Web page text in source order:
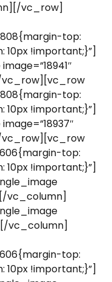
vc_row]
top:
!important;}”]
vc_row][vc_row
top:
!important;}”]
vc_row][vc_row
top:
!important;}”]
vc_column]
vc_column]
top:
!important;}”]